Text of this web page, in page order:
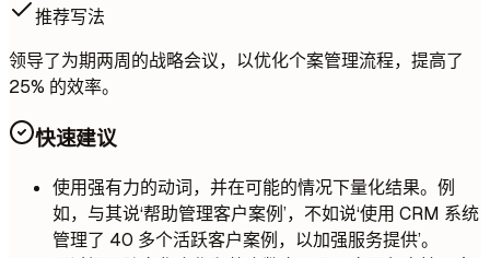
推荐写法
领导了为期两周的战略会议，以优化个案管理流程，提高了
25% 的效率。
快速建议
使用强有力的动词，并在可能的情况下量化结果。例
如，与其说‘帮助管理客户案例’，不如说‘使用 CRM 系统
管理了 40 多个活跃客户案例，以加强服务提供’。